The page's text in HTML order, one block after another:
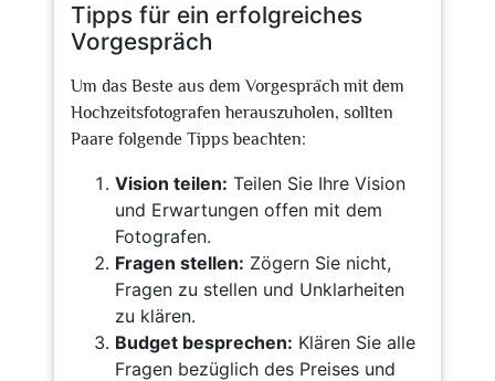
Tipps für ein erfolgreiches
Vorgespräch
Um das Beste aus dem Vorgespräch mit dem
Hochzeitsfotografen herauszuholen, sollten
Paare folgende Tipps beachten:
Vision teilen: Teilen Sie Ihre Vision
und Erwartungen offen mit dem
Fotografen.
Fragen stellen: Zögern Sie nicht,
Fragen zu stellen und Unklarheiten
zu klären.
Budget besprechen: Klären Sie alle
Fragen bezüglich des Preises und